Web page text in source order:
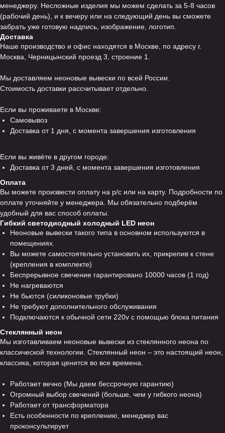
менеджеру. Несложные изделия мы можем сделать за 5-8 часов
(рабочий день), и к вечеру или на следующий день вы сможете
забрать уже готовую надпись, изображение, логотип.
Доставка
Наше производство и офис находятся в Москве, по адресу г.
Москва, Черницынский проезд 3, строение 1.
Мы доставляем неоновые вывески по всей России.
Стоимость доставки рассчитывает отдельно.
Если вы проживаете в Москве:
Самовывоз
Доставка от 1 дня, с момента завершения изготовления
Если вы живёте в другом городе:
Доставка от 3 дней, с момента завершения изготовления
Оплата
Вы можете произвести оплату на р/с или на карту. Подробности по
оплате уточняйте у менеджера. Мы обязательно подберём
удобный для вас способ оплаты.
Гибкий светодиодный холодный LED неон
Неоновые вывески такого типа в основном используются в
помещениях.
Вы можете самостоятельно установить их, прикрепив к стене
(крепления в комплекте)
Беспрерывное свечение гарантировано 10000 часов (1 год)
Не нагреваются
Не бьются (силиконовые трубки)
Не требуют дополнительного обслуживания
Подключаются к обычной сети 220v с помощью блока питания
Стеклянный неон
Мы изготавливаем неоновые вывески из стеклянного неона по
классической технологии. Стеклянный неон – это настоящий неон,
классика, которая ценится во все времена.
Работает вечно (Мы даем бессрочную гарантию)
Огромный выбор свечений (больше, чем у гибкого неона)
Работает от трансформатора
Есть особенности по креплению, менеджер вас
проконсультирует